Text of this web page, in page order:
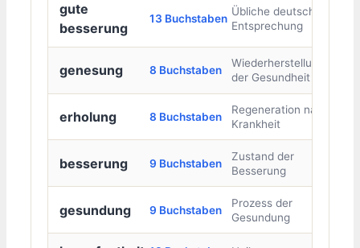
gute
besserung
13 Buchstaben
Übliche deutsche
Entsprechung
genesung 8 Buchstaben
Wiederherstellung
der Gesundheit
erholung 8 Buchstaben
Regeneration nach
Krankheit
besserung 9 Buchstaben
Zustand der
Besserung
gesundung 9 Buchstaben
Prozess der
Gesundung